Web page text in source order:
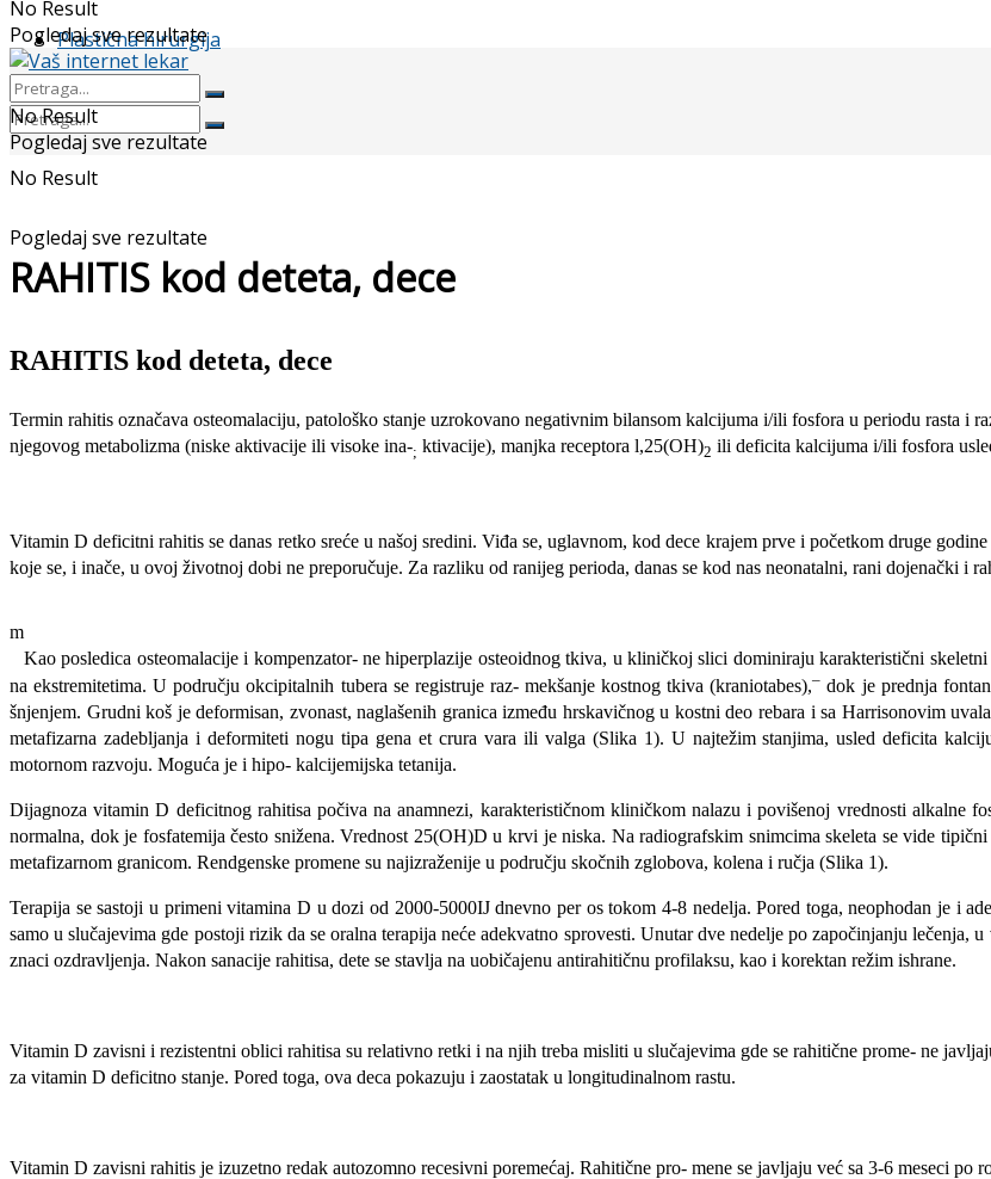
Plastična hirurgija
No Result
Pogledaj sve rezultate
No Result
Pogledaj sve rezultate
No Result
Pogledaj sve rezultate
RAHITIS kod deteta, dece
RAHITIS kod deteta, dece
Termin rahitis označava osteomalaciju, patološko stanje uzro­kovano negativnim bilansom kalcijuma i/ili fosfora u periodu rasta i
njegovog metabolizma (niske aktivacije ili visoke ina-; ktivacije), manjka receptora l,25(OH)2 ili deficita kalcijuma i/ili fosfora
Vitamin D deficitni rahitis se danas retko sreće u našoj sredini. Viđa se, uglavnom, kod dece krajem prve i početkom druge
koje se, i inače, u ovoj životnoj dobi ne preporučuje. Za razliku od ranijeg perioda, danas se kod nas neonatalni, rani dojenački i
m
Kao posledica osteomalacije i kompenzator- ne hiperplazije osteoidnog tkiva, u kliničkoj slici dominiraju karakteristični
na ekstremitetima. U području okcipitalnih tubera se registruje raz- mekšanje kostnog tkiva (kraniotabes),– dok je prednja
šnjenjem. Grudni koš je deformisan, zvonast, naglašenih granica između hrskavičnog u kostni deo rebara i sa Harrisonovim
metafizarna zadebljanja i deformiteti nogu tipa gena et crura vara ili valga (Slika 1). U najtežim stanji­ma, usled deficita
motornom razvoju. Moguća je i hipo- kalcijemijska tetanija.
Dijagnoza vitamin D deficitnog rahitisa počiva na anamnezi, karakterističnom kli­ničkom nalazu i povišenoj vrednosti alkalne
normalna, dok je fosfatemija često snižena. Vrednost 25(OH)D u krvi je niska. Na radiografskim snim­cima skeleta se vide
metafizarnom grani­com. Rendgenske promene su najizraženije u području skočnih zglo­bova, kolena i ručja (Slika 1).
Terapija se sastoji u primeni vitamina D u dozi od 2000-5000IJ dnevno per os tokom 4-8 nedelja. Pored toga, neophodan je i
samo u slučajevima gde postoji rizik da se oralna terapija neće adekvatno sprovesti. Unutar dve nedelje po započinjanju lečenja,
znaci ozdravljenja. Nakon sanacije rahitisa, dete se stavlja na uobičajenu antirahitičnu profi­laksu, kao i korektan režim ishrane.
Vitamin D zavisni i rezistentni oblici rahitisa su relativno retki i na njih treba misliti u slučajevima gde se rahitične prome- ne
za vitamin D deficitno stanje. Pored toga, ova deca pokazuju i zaostatak u longitudinal­nom rastu.
Vitamin D zavisni rahitis je izuzetno redak autozomno recesivni poremećaj. Rahitične pro- mene se javljaju već sa 3-6 meseci po